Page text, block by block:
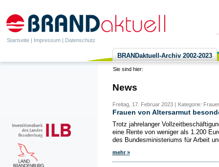
Startseite | Impressum | Datenschutz
BRANDaktuell-Archiv 2002-2023
Sie sind hier:
News
Freitag, 17. Februar 2023 | Kategorie:
Frauen von Altersarmut
Trotz jahrelanger
eine Rente von weniger als 1.200
des Bundesministeriums für Arbeit
mehr »